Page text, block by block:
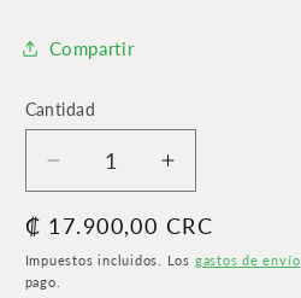
Compartir
Cantidad
Cantidad
Reducir
cantidad
para
La
ambición
Aumentar
cantidad
para
La
Precio
habitual
₡ 17.900,00 CRC
Impuestos incluidos. Los gastos de envío
pago.